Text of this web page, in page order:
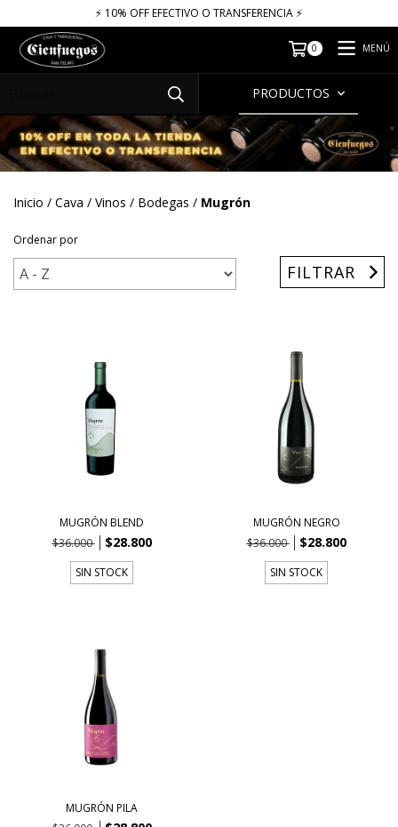
⚡​​​ 10% OFF EFECTIVO O TRANSFERENCIA ⚡​
0 MENÚ
PRODUCTOS
Inicio / Cava / Vinos / Bodegas / Mugrón
Ordenar por
FILTRAR
MUGRÓN BLEND
$36.000
$28.800
SIN STOCK
MUGRÓN NEGRO
$36.000
$28.800
SIN STOCK
MUGRÓN PILA